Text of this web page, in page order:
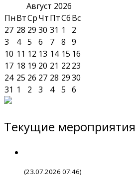
Август 2026
ПнВтСрЧтПтСбВс
27 28 29 30 31 1
2
3
4 5 6 7 8 9
10 11 12 13 14 15 16
17 18 19 20 21 22 23
24 25 26 27 28 2930
31 1 2 3 4 5 6
Текущие мероприятия
(23.07.2026 07:46)